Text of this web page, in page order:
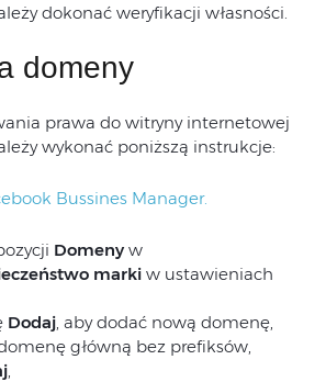
dokonać weryfikacji własności.
domeny
prawa do witryny internetowej
wykonać poniższą instrukcje:
Bussines Manager.
Domeny w
marki w ustawieniach
Dodaj , aby dodać nową domenę,
główną bez prefiksów,